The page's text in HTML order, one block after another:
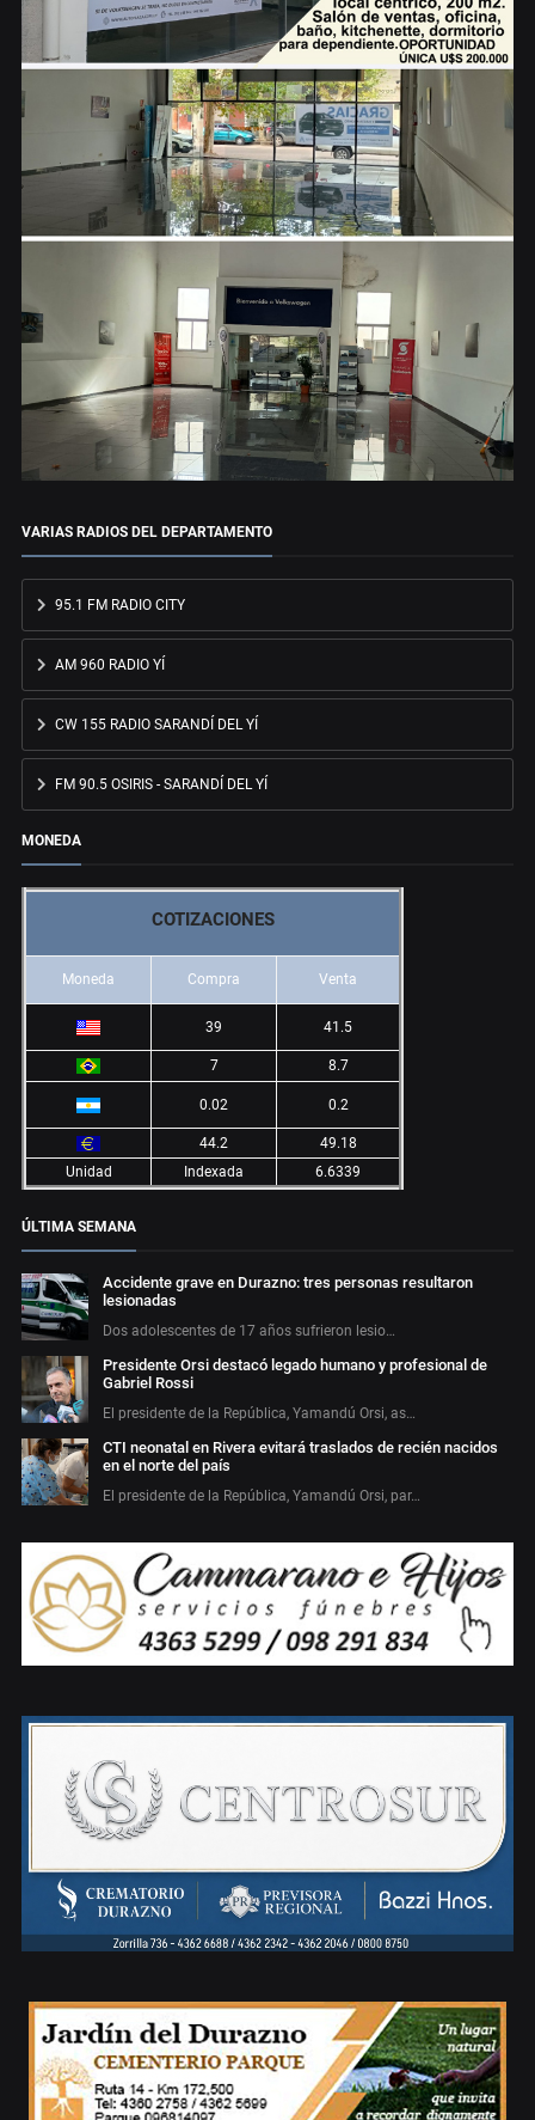
VARIAS RADIOS DEL DEPARTAMENTO
95.1 FM RADIO CITY
AM 960 RADIO YÍ
CW 155 RADIO SARANDÍ DEL YÍ
FM 90.5 OSIRIS - SARANDÍ DEL YÍ
MONEDA
COTIZACIONES
Moneda Compra Venta
39 41.5
7 8.7
0.02 0.2
44.2
49.18
Unidad
Indexada 6.6339
ÚLTIMA SEMANA
Accidente grave en Durazno: tres personas resultaron
lesionadas
Dos adolescentes de 17 años sufrieron lesio…
Presidente Orsi destacó legado humano y profesional de
Gabriel Rossi
El presidente de la República, Yamandú Orsi, as…
CTI neonatal en Rivera evitará traslados de recién nacidos
en el norte del país
El presidente de la República, Yamandú Orsi, par…